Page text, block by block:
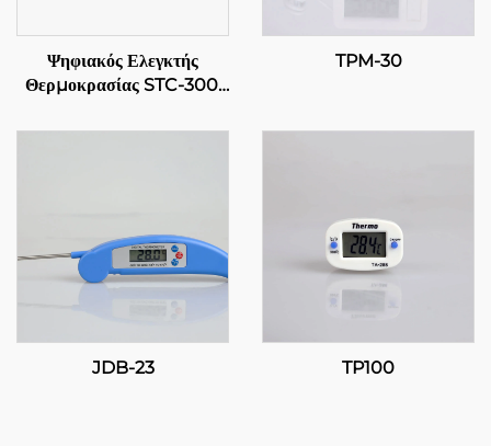
Ψηφιακός Ελεγκτής
Θερμοκρασίας STC-300:
πολυσποράδα για
TPM-30
JDB-23 TP100